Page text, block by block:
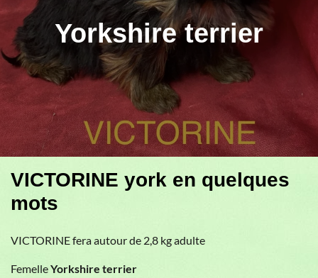
Yorkshire terrier
VICTORINE york en quelques
mots
VICTORINE fera autour de 2,8 kg adulte
FemelleYorkshire terrier